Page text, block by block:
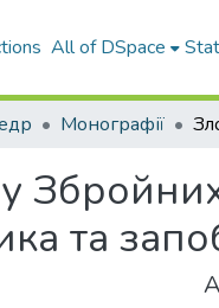
All of DSpace
Монографії
та